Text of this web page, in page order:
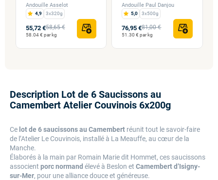
Andouille Asselot
4,9 3x320g
55,72 €58,65 €
58.04 € par kg
Andouille Paul Danjou
5,0 3x500g
76,95 €81,00 €
51.30 € par kg
Description Lot de 6 Saucissons au
Camembert Atelier Couvinois 6x200g
Ce lot de 6 saucissons au Camembert réunit tout le savoir-faire
de l’Atelier Le Couvinois, installé à La Meauffe, au cœur de la
Manche.
Élaborés à la main par Romain Marie dit Hommet, ces saucissons
associent porc normand élevé à Beslon et Camembert d’Isigny-
sur-Mer, pour une alliance douce et généreuse.